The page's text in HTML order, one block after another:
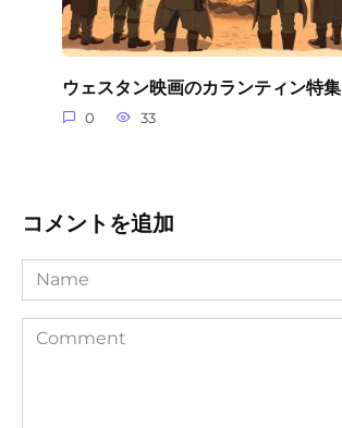
ウェスタン映画のカランティン特集
0 33
コメントを追加
Name
Comment